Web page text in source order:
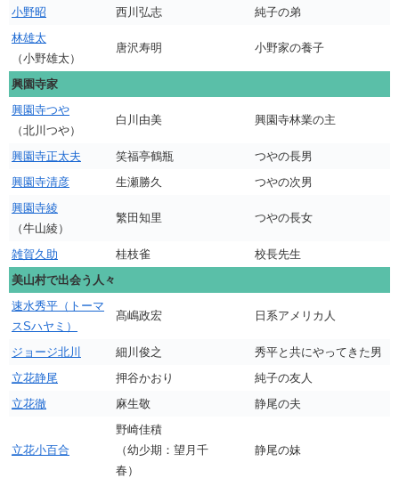
小野昭 西川弘志
純子の弟
林雄太
（小野雄太）
唐沢寿明 小野家の養子
興園寺家
興園寺つや
（北川つや）
白川由美 興園寺林業の主
興園寺正太夫 笑福亭鶴瓶
つやの長男
興園寺清彦
生瀬勝久
つやの次男
興園寺綾
（牛山綾）
繁田知里 つやの長女
雑賀久助 桂枝雀
校長先生
美山村で出会う人々
速水秀平（トーマ
スSハヤミ）
髙嶋政宏 日系アメリカ人
ジョージ北川 細川俊之
秀平と共にやってきた男
立花静尾
押谷かおり
純子の友人
立花徹
麻生敬 静尾の夫
立花小百合
野崎佳積
（幼少期：望月千
春）
静尾の妹